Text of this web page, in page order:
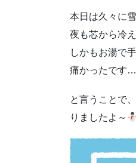
本日は久々に
夜も芯から冷
しかもお湯で
痛かったです…
と言うことで
りましたよ～